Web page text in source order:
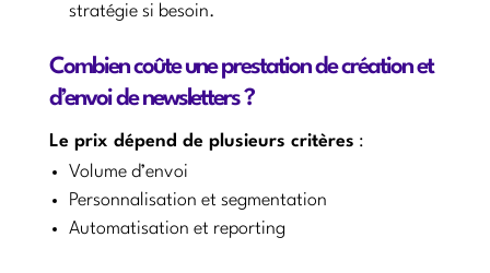
stratégie si besoin.
Combien coûte une prestation de création et
d’envoi de newsletters ?
Le prix dépend de plusieurs critères :
Volume d’envoi
Personnalisation et segmentation
Automatisation et reporting